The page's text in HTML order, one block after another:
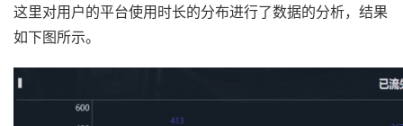
这里对用户的平台使用时长的分布进行了数据的分析，结果
如下图所示。